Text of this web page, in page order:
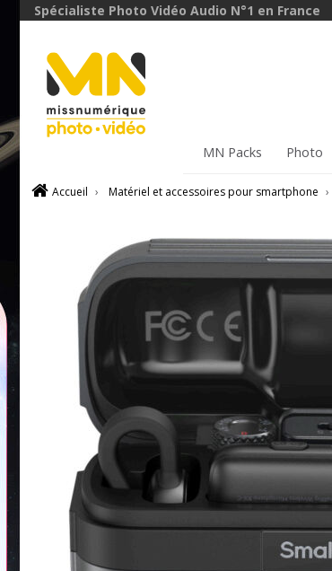
Spécialiste Photo Vidéo Audio N°1 en France
MN Packs Photo
Accueil › Matériel et accessoires pour smartphone ›